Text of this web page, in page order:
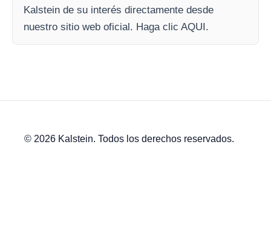
Kalstein de su interés directamente desde
nuestro sitio web oficial. Haga clic AQUI.
© 2026 Kalstein. Todos los derechos reservados.